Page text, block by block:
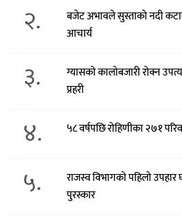
२.
बजेट अभावले सुस्ताको नदी
आचार्य
३.
ग्यासको कालोबजारी रोक्न
प्रहरी
४. ५८ वर्षपछि रोहिणीका २७१
५.
राजस्व विभागको पहिलो
पुरस्कार